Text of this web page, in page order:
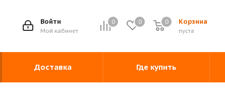
0 0 Корзина
0
пуста
0
Войти
Мой кабинет
Доставка Где купить